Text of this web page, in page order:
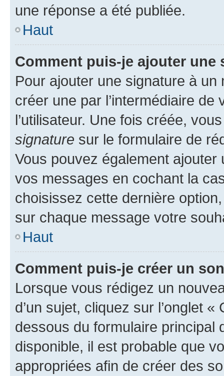
une réponse a été publiée.
Haut
Comment puis-je ajouter une
Pour ajouter une signature à un
créer une par l’intermédiaire
l’utilisateur. Une fois créée,
signature sur le formulaire de
Vous pouvez également
vos messages en cochant la
choisissez cette dernière
sur chaque message votre
Haut
Comment puis-je créer un
Lorsque vous rédigez un
d’un sujet, cliquez sur l’onglet
dessous du formulaire principal
disponible, il est probable que
appropriées afin de créer des